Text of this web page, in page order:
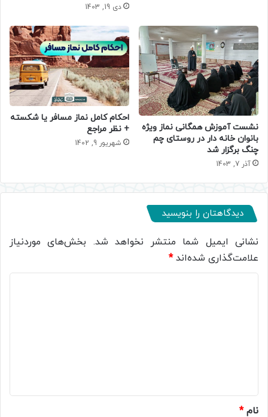
دی 19, 1403
نشست آموزش همگانی نماز ویژه
بانوان خانه دار در روستای چم
چنگ برگزار شد
آذر 7, 1403
احکام کامل نماز مسافر یا شکسته
+ نظر مراجع
شهریور 9, 1402
دیدگاهتان را بنویسید
نشانی ایمیل شما منتشر نخواهد شد. بخش‌های موردنیاز
علامت‌گذاری شده‌اند*
نام*